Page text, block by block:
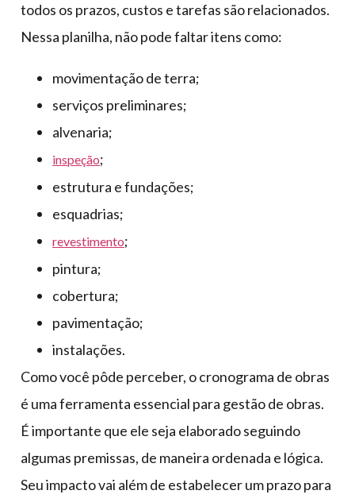
todos os prazos, custos e tarefas são relacionados.
Nessa planilha, não pode faltar itens como:
movimentação de terra;
serviços preliminares;
alvenaria;
inspeção;
estrutura e fundações;
esquadrias;
revestimento;
pintura;
cobertura;
pavimentação;
instalações.
Como você pôde perceber, o cronograma de obras
é uma ferramenta essencial para gestão de obras.
É importante que ele seja elaborado seguindo
algumas premissas, de maneira ordenada e lógica.
Seu impacto vai além de estabelecer um prazo para